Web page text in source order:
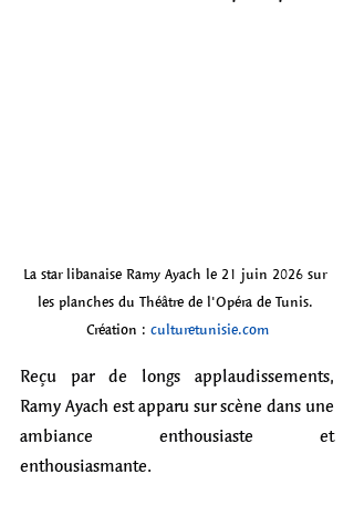
La star libanaise Ramy Ayach le 21 juin 2026 sur
les planches du Théâtre de l'Opéra de Tunis.
Création : culturetunisie.com
Reçu par de longs applaudissements,
Ramy Ayach est apparu sur scène dans une
ambiance enthousiaste et
enthousiasmante.